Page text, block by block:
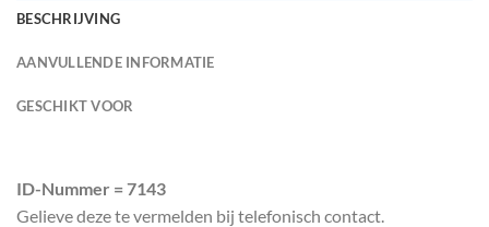
BESCHRIJVING
AANVULLENDE INFORMATIE
GESCHIKT VOOR
ID-Nummer = 7143
Gelieve deze te vermelden bij telefonisch contact.